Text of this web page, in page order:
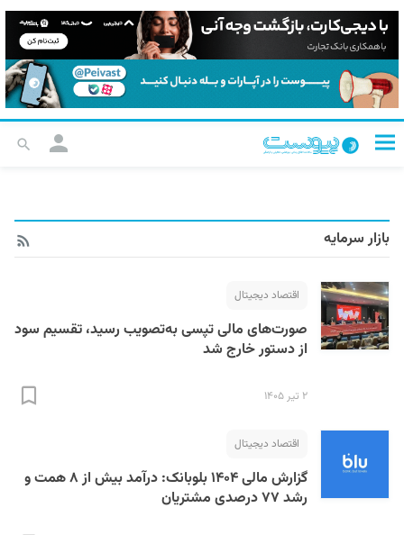
بازار سرمایه
اقتصاد دیجیتال
صورت‌های مالی تپسی به‌تصویب رسید، تقسیم سود
از دستور خارج شد
۲ تیر ۱۴۰۵
اقتصاد دیجیتال
گزارش مالی ۱۴۰۴ بلوبانک: درآمد بیش از ۸ همت و
رشد ۷۷ درصدی مشتریان